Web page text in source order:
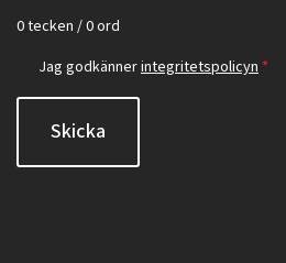
0 tecken / 0 ord
Jag godkännerintegritetspolicyn *
Skicka